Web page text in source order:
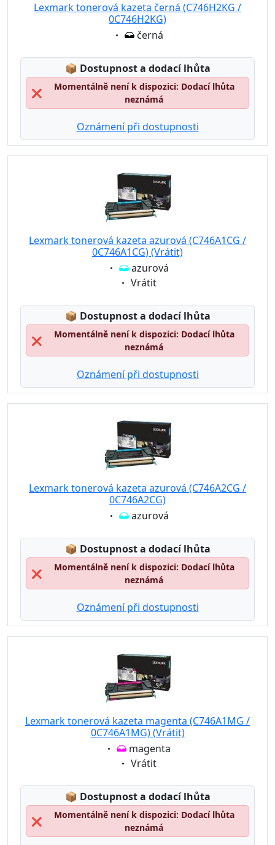
Lexmark tonerová kazeta černá (C746H2KG /
0C746H2KG)
Eigenschaft:
černá
📦 Lagerstatus:
Dostupnost a dodací lhůta
❌
Momentálně není k dispozici: Dodací lhůta
neznámá
Oznámení při dostupnosti
Lexmark tonerová kazeta azurová (C746A1CG /
0C746A1CG) (Vrátit)
Eigenschaft:
azurová
Eigenschaft:
Vrátit
📦 Lagerstatus:
Dostupnost a dodací lhůta
❌
Momentálně není k dispozici: Dodací lhůta
neznámá
Oznámení při dostupnosti
Lexmark tonerová kazeta azurová (C746A2CG /
0C746A2CG)
Eigenschaft:
azurová
📦 Lagerstatus:
Dostupnost a dodací lhůta
❌
Momentálně není k dispozici: Dodací lhůta
neznámá
Oznámení při dostupnosti
Lexmark tonerová kazeta magenta (C746A1MG /
0C746A1MG) (Vrátit)
Eigenschaft:
magenta
Eigenschaft:
Vrátit
📦 Lagerstatus:
Dostupnost a dodací lhůta
❌
Momentálně není k dispozici: Dodací lhůta
neznámá